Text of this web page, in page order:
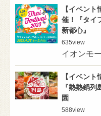
【イベン
催！『タイ
新都心』
635view
イオンモ
【イベン
『熱熱鍋
園
588view